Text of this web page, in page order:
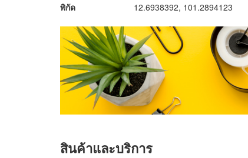
พิกัด 12.6938392, 101.2894123
สินค้าและบริการ